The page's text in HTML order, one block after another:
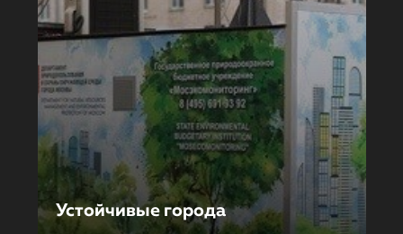
Устойчивые города